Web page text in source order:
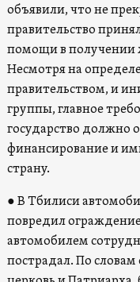
объявили, что не
правительство
помощи в получении
Несмотря на
правительством, и
группы, главное
государство должно
финансирование и
страну.
● В Тбилиси
повредил
автомобилем
пострадал. По